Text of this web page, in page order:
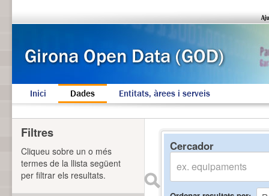
Inici Dades Entitats, àrees i serveis
Cercador
Filtres
Cliqueu sobre un o més
termes de la llista següent
per filtrar els resultats.